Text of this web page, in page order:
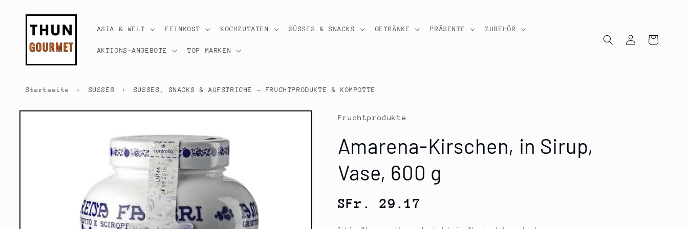
ASIA & WELT FEINKOST KOCHZUTATEN SÜSSES & SNACKS GETRÄNKE PRÄSENTE ZUBEHÖR
AKTIONS-ANGEBOTE TOP MARKEN
EinloggenWarenkorb
Startseite › SÜSSES › SÜSSES, SNACKS & AUFSTRICHE - FRUCHTPRODUKTE & KOMPOTTE
Fruchtprodukte
Amarena-Kirschen, in Sirup,
Vase, 600 g
Normaler
SFr. 29.17